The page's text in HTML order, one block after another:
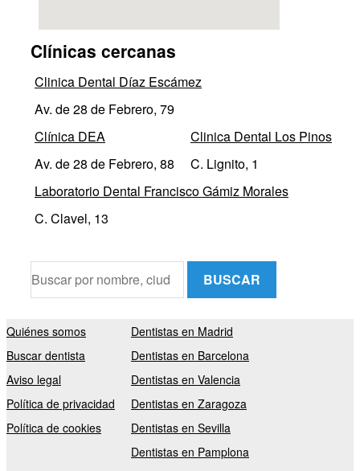
Clínicas cercanas
Clinica Dental Díaz Escámez
Av. de 28 de Febrero, 79
Clínica DEA
Av. de 28 de Febrero, 88
Clinica Dental Los Pinos
C. Lignito, 1
Laboratorio Dental Francisco Gámiz Morales
C. Clavel, 13
BUSCAR
Quiénes somos
Buscar dentista
Aviso legal
Política de privacidad
Política de cookies
Dentistas en Madrid
Dentistas en Barcelona
Dentistas en Valencia
Dentistas en Zaragoza
Dentistas en Sevilla
Dentistas en Pamplona